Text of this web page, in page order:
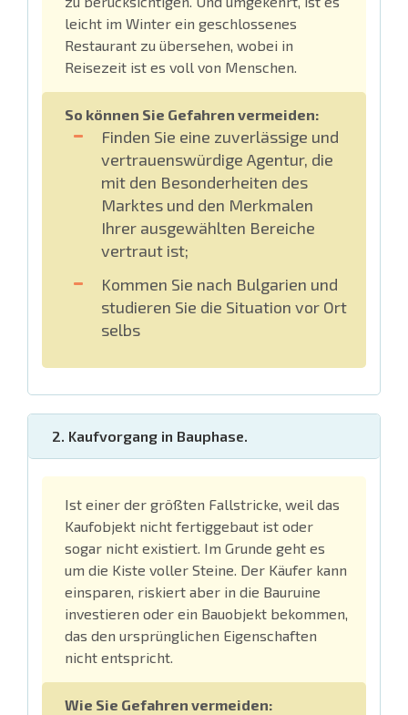
leicht im Winter ein geschlossenes
Restaurant zu übersehen, wobei in
Reisezeit ist es voll von Menschen.
So können Sie Gefahren vermeiden:
Finden Sie eine zuverlässige und
vertrauenswürdige Agentur, die
mit den Besonderheiten des
Marktes und den Merkmalen
Ihrer ausgewählten Bereiche
vertraut ist;
Kommen Sie nach Bulgarien und
studieren Sie die Situation vor Ort
selbs
2. Kaufvorgang in Bauphase.
Ist einer der größten Fallstricke, weil das
Kaufobjekt nicht fertiggebaut ist oder
sogar nicht existiert. Im Grunde geht es
um die Kiste voller Steine. Der Käufer kann
einsparen, riskiert aber in die Bauruine
investieren oder ein Bauobjekt bekommen,
das den ursprünglichen Eigenschaften
nicht entspricht.
Wie Sie Gefahren vermeiden: